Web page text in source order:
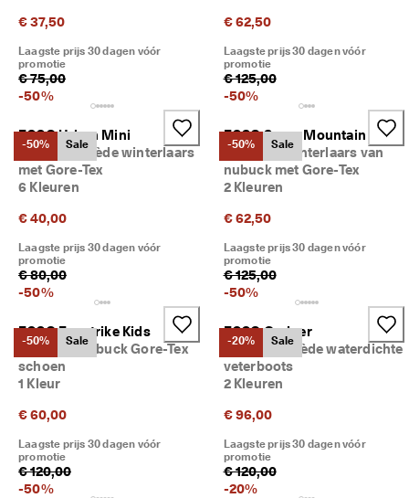
€ 37,50
Laagste prijs 30 dagen vóór
promotie
€ 75,00
-50%
€ 62,50
Laagste prijs 30 dagen vóór
promotie
€ 125,00
-50%
-50% Sale
ECCO Urban Mini
Kinderen suède winterlaars
met Gore-Tex
6 Kleuren
€ 40,00
Laagste prijs 30 dagen vóór
promotie
€ 80,00
-50%
-50% Sale
ECCO Snow Mountain
Kinderen winterlaars van
nubuck met Gore-Tex
2 Kleuren
€ 62,50
Laagste prijs 30 dagen vóór
promotie
€ 125,00
-50%
-50% Sale
ECCO Exostrike Kids
Kinderen nubuck Gore-Tex
schoen
1 Kleur
€ 60,00
Laagste prijs 30 dagen vóór
promotie
€ 120,00
-50%
-20% Sale
ECCO Grainer
Kinderen suède waterdichte
veterboots
2 Kleuren
€ 96,00
Laagste prijs 30 dagen vóór
promotie
€ 120,00
-20%